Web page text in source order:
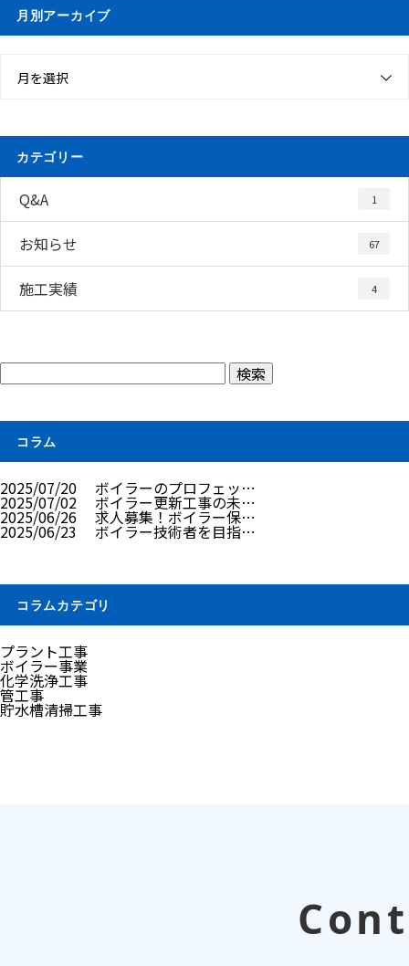
月別アーカイブ
月を選択
カテゴリー
Q&A 1
お知らせ 67
施工実績 4
コラム
2025/07/20 ボイラーのプロフェッ…
2025/07/02 ボイラー更新工事の未…
2025/06/26 求人募集！ボイラー保…
2025/06/23 ボイラー技術者を目指…
コラムカテゴリ
プラント工事
ボイラー事業
化学洗浄工事
管工事
貯水槽清掃工事